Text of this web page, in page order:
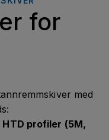
for
med
profiler (5M,